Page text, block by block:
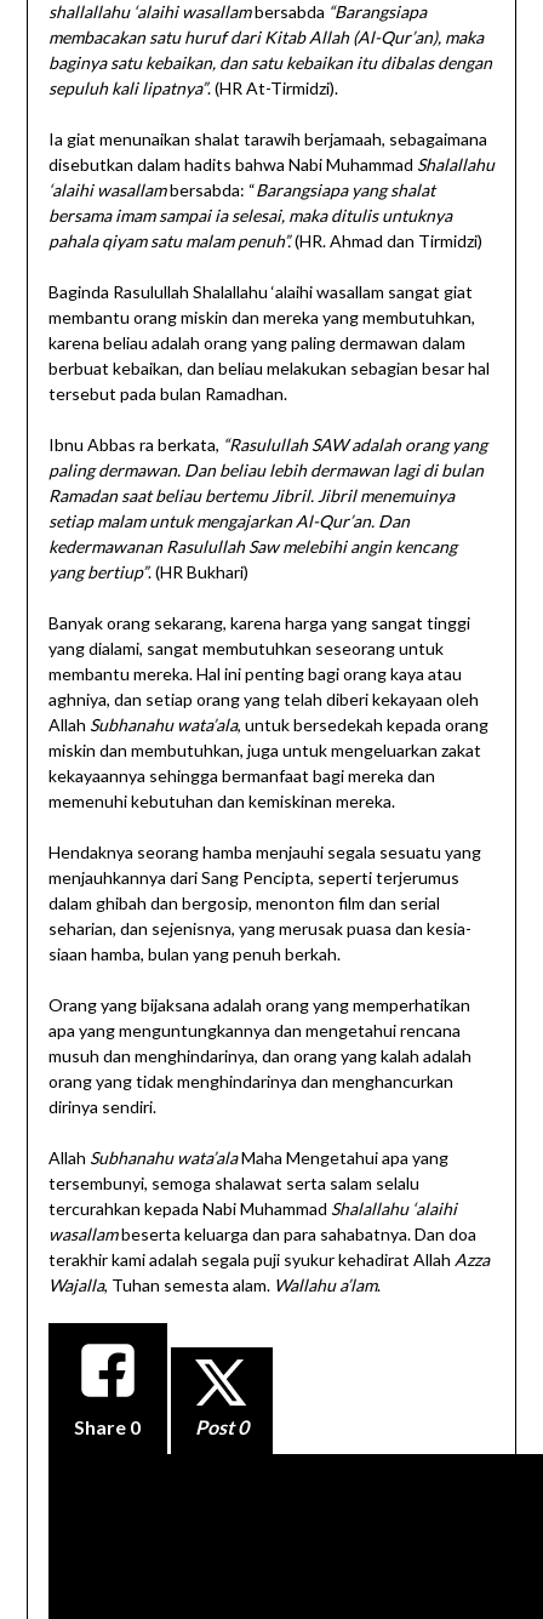
shallallahu ‘alaihi wasallambersabda “Barangsiapa
membacakan satu huruf dari Kitab Allah (Al-Qur’an), maka
baginya satu kebaikan, dan satu kebaikan itu dibalas dengan
sepuluh kali lipatnya”. (HR At-Tirmidzi).
Ia giat menunaikan shalat tarawih berjamaah, sebagaimana
disebutkan dalam hadits bahwa Nabi Muhammad Shalallahu
‘alaihi wasallambersabda: “Barangsiapa yang shalat
bersama imam sampai ia selesai, maka ditulis untuknya
pahala qiyam satu malam penuh”.(HR. Ahmad dan Tirmidzi)
Baginda Rasulullah Shalallahu ‘alaihi wasallam sangat giat
membantu orang miskin dan mereka yang membutuhkan,
karena beliau adalah orang yang paling dermawan dalam
berbuat kebaikan, dan beliau melakukan sebagian besar hal
tersebut pada bulan Ramadhan.
Ibnu Abbas ra berkata, “Rasulullah SAW adalah orang yang
paling dermawan. Dan beliau lebih dermawan lagi di bulan
Ramadan saat beliau bertemu Jibril. Jibril menemuinya
setiap malam untuk mengajarkan Al-Qur’an. Dan
kedermawanan Rasulullah Saw melebihi angin kencang
yang bertiup”. (HR Bukhari)
Banyak orang sekarang, karena harga yang sangat tinggi
yang dialami, sangat membutuhkan seseorang untuk
membantu mereka. Hal ini penting bagi orang kaya atau
aghniya, dan setiap orang yang telah diberi kekayaan oleh
Allah Subhanahu wata’ala, untuk bersedekah kepada orang
miskin dan membutuhkan, juga untuk mengeluarkan zakat
kekayaannya sehingga bermanfaat bagi mereka dan
memenuhi kebutuhan dan kemiskinan mereka.
Hendaknya seorang hamba menjauhi segala sesuatu yang
menjauhkannya dari Sang Pencipta, seperti terjerumus
dalam ghibah dan bergosip, menonton film dan serial
seharian, dan sejenisnya, yang merusak puasa dan kesia-
siaan hamba, bulan yang penuh berkah.
Orang yang bijaksana adalah orang yang memperhatikan
apa yang menguntungkannya dan mengetahui rencana
musuh dan menghindarinya, dan orang yang kalah adalah
orang yang tidak menghindarinya dan menghancurkan
dirinya sendiri.
Allah Subhanahu wata’alaMaha Mengetahui apa yang
tersembunyi, semoga shalawat serta salam selalu
tercurahkan kepada Nabi Muhammad Shalallahu ‘alaihi
wasallambeserta keluarga dan para sahabatnya. Dan doa
terakhir kami adalah segala puji syukur kehadirat Allah Azza
Wajalla, Tuhan semesta alam. Wallahu a’lam.
Share 0 Post 0